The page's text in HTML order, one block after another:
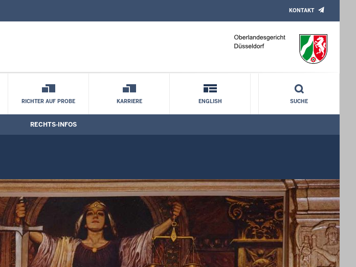
KONTAKT
RICHTER AUF PROBE KARRIERE ENGLISH SUCHE
RECHTS-INFOS